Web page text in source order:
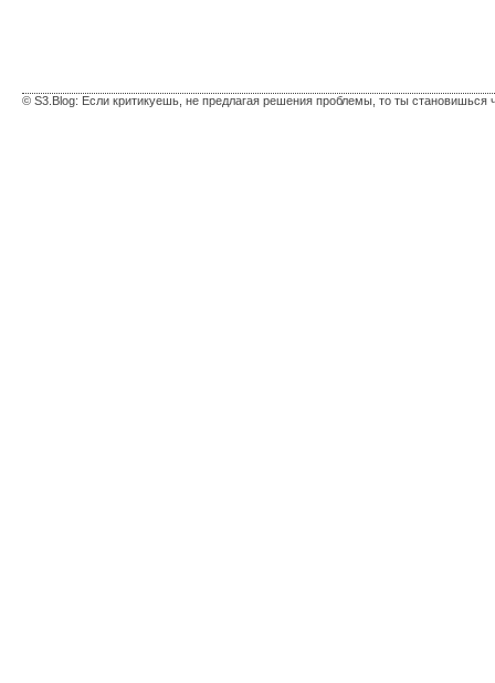
© S3.Blog: Если критикуешь, не предлагая решения проблемы, то ты становишься